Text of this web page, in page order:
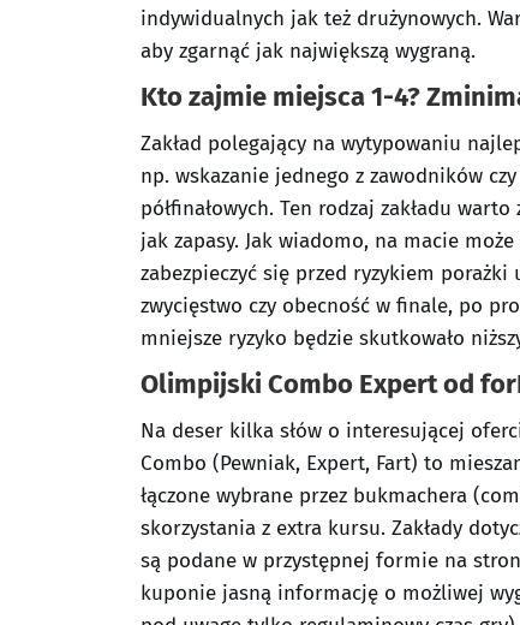
indywidualnych jak też drużynowych.
aby zgarnąć jak największą wygraną.
Kto zajmie miejsca 1-4?
Zakład polegający na wytypowaniu
np. wskazanie jednego z zawodników
półfinałowych. Ten rodzaj zakładu
jak zapasy. Jak wiadomo, na macie
zabezpieczyć się przed ryzykiem
zwycięstwo czy obecność w finale, po
mniejsze ryzyko będzie skutkowało
Olimpijski Combo Expert od
Na deser kilka słów o interesującej
Combo (Pewniak, Expert, Fart) to
łączone wybrane przez bukmachera
skorzystania z extra kursu. Zakłady
są podane w przystępnej formie na
kuponie jasną informację o możliwej